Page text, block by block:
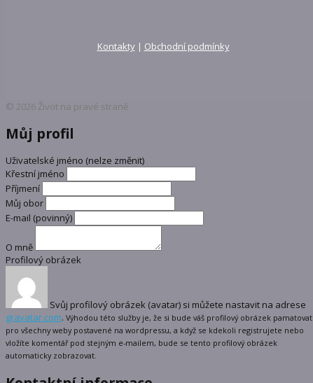
Kontakty| Obchodní podmínky
© 2026 Život na pravé straně
Můj profil
Uživatelské jméno (nelze změnit)
Křestní jméno
Příjmení
Můj obor
E-mail (povinný)
O mně
Profilový obrázek
Svůj profilový obrázek (avatar) si můžete nastavit na adrese
gravatar.com. Výhodou této služby je, že si bude váš profilový obrázek pamatovat
pro všechny weby postavené na wordpressu, a když se kdekoli registrujete nebo
vložíte komentář pod stejným e-mailem, bude se tento profilový obrázek
automaticky zobrazovat.